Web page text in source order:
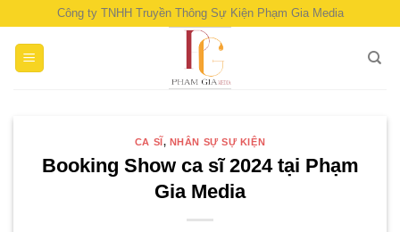
content
Công ty TNHH Truyền Thông Sự Kiện Phạm Gia Media
CA SĨ, NHÂN SỰ SỰ KIỆN
Booking Show ca sĩ 2024 tại Phạm
Gia Media